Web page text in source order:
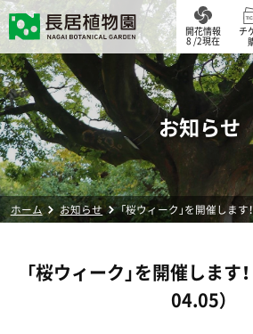
開花情報
8 /2現在
チ
お知らせ
ホーム お知らせ 「桜ウィーク」を開催します
「桜ウィーク」を開催します
04.05）